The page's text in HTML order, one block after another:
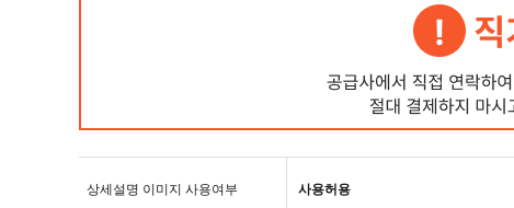
상세설명 이미지 사용여부 사용허용